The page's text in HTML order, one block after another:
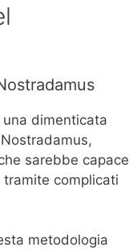
dimenticata
sarebbe capace
complicati
metodologia